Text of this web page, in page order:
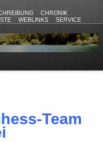
CHRONIK
WEBLINKS
SERVICE
Team